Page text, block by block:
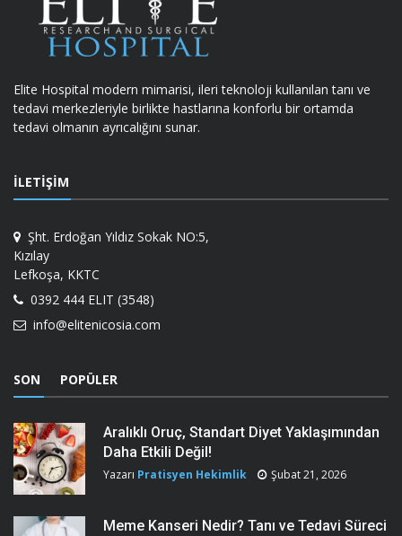
Elite Hospital modern mimarisi, ileri teknoloji kullanılan tanı ve
tedavi merkezleriyle birlikte hastlarına konforlu bir ortamda
tedavi olmanın ayrıcalığını sunar.
İLETIŞIM
Şht. Erdoğan Yıldız Sokak NO:5,
Kızılay
Lefkoşa, KKTC
0392 444 ELIT (3548)
info@elitenicosia.com
SON POPÜLER
Aralıklı Oruç, Standart Diyet Yaklaşımından
Daha Etkili Değil!
Yazarı Pratisyen Hekimlik Şubat 21, 2026
Meme Kanseri Nedir? Tanı ve Tedavi Süreci